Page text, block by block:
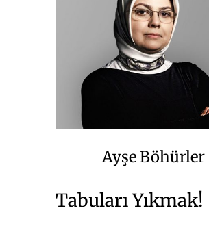
Ayşe Böhürler
Tabuları Yıkmak!